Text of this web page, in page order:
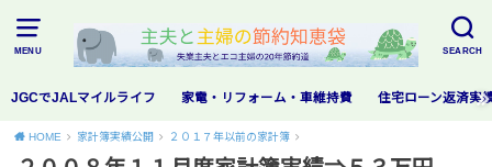
MENU SEARCH
JGCでJALマイルライフ 家電・リフォーム・車維持費 住宅ローン返済実
HOME 家計簿実績公開 ２０１７年以前の家計簿